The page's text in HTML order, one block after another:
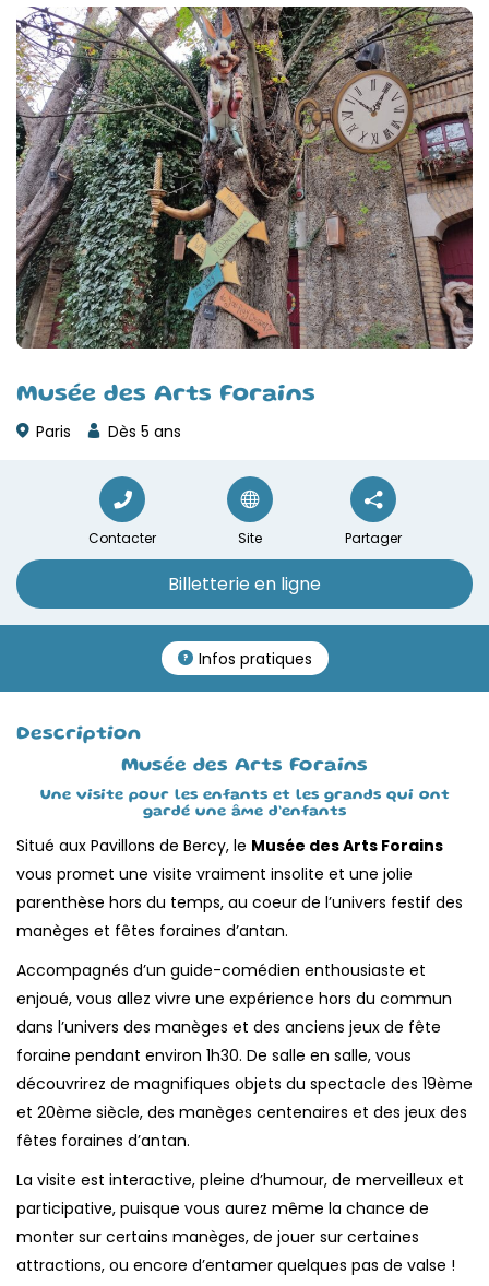
Musée des Arts Forains
Paris Dès 5 ans
Contacter Site Partager
Billetterie en ligne
Infos pratiques
Description
Musée des Arts Forains
Une visite pour les enfants et les grands qui ont
gardé une âme d’enfants
Situé aux Pavillons de Bercy, le Musée des Arts Forains
vous promet une visite vraiment insolite et une jolie
parenthèse hors du temps, au coeur de l’univers festif des
manèges et fêtes foraines d’antan.
Accompagnés d’un guide-comédien enthousiaste et
enjoué, vous allez vivre une expérience hors du commun
dans l’univers des manèges et des anciens jeux de fête
foraine pendant environ 1h30. De salle en salle, vous
découvrirez de magnifiques objets du spectacle des 19ème
et 20ème siècle, des manèges centenaires et des jeux des
fêtes foraines d’antan.
La visite est interactive, pleine d’humour, de merveilleux et
participative, puisque vous aurez même la chance de
monter sur certains manèges, de jouer sur certaines
attractions, ou encore d’entamer quelques pas de valse !